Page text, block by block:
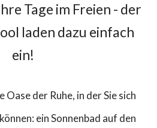
Tage im Freien - der
laden dazu einfach
ein!
Oase der Ruhe, in der Sie sich
ein Sonnenbad auf den